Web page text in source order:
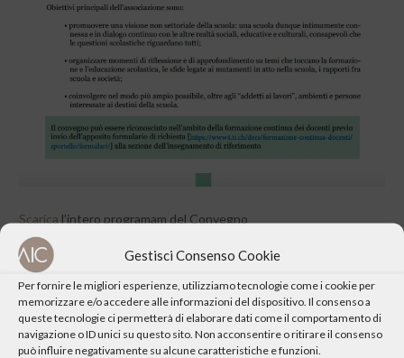
Gestisci Consenso Cookie
Per fornire le migliori esperienze, utilizziamo tecnologie come i cookie per
memorizzare e/o accedere alle informazioni del dispositivo. Il consenso a
queste tecnologie ci permetterà di elaborare dati come il comportamento di
navigazione o ID unici su questo sito. Non acconsentire o ritirare il consenso
può influire negativamente su alcune caratteristiche e funzioni.
Scarical’intero programam del Convegno
CONDIVIDI QUESTO EVENTO